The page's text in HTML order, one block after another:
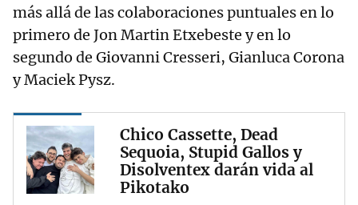
más allá de las colaboraciones puntuales en lo
primero de Jon Martin Etxebeste y en lo
segundo de Giovanni Cresseri, Gianluca Corona
y Maciek Pysz.
Chico Cassette, Dead
Sequoia, Stupid Gallos y
Disolventex darán vida al
Pikotako